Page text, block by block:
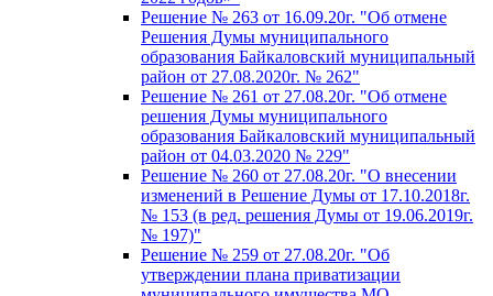
Решение № 263 от 16.09.20г. "Об отмене
Решения Думы муниципального
образования Байкаловский муниципальный
район от 27.08.2020г. № 262"
Решение № 261 от 27.08.20г. "Об отмене
решения Думы муниципального
образования Байкаловский муниципальный
район от 04.03.2020 № 229"
Решение № 260 от 27.08.20г. "О внесении
изменений в Решение Думы от 17.10.2018г.
№ 153 (в ред. решения Думы от 19.06.2019г.
№ 197)"
Решение № 259 от 27.08.20г. "Об
утверждении плана приватизации